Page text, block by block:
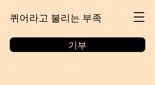
퀴어라고 불리는 부족
기부